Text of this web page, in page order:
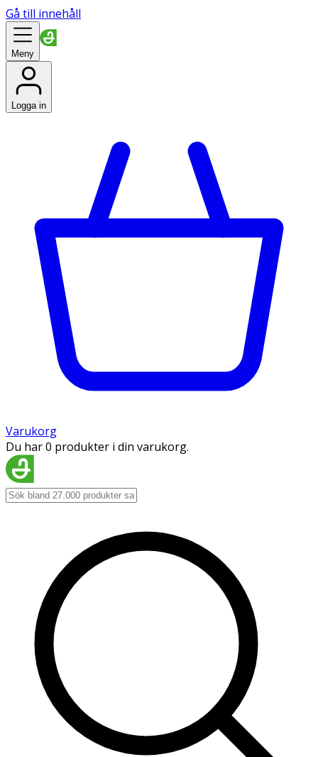
Gå till innehåll
Meny
Logga in
Varukorg
Du har 0 produkter i din varukorg.